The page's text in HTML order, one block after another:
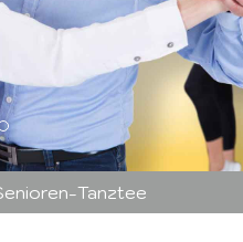
Tanztee